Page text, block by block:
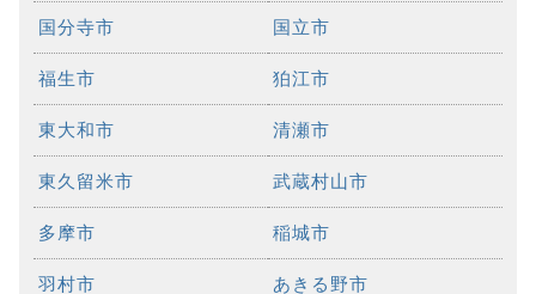
国分寺市 国立市
福生市 狛江市
東大和市 清瀬市
東久留米市 武蔵村山市
多摩市 稲城市
羽村市 あきる野市